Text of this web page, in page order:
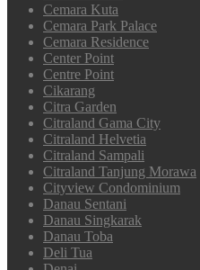
Cemara Kuta
Cemara Park Palace
Cemara Residence
Center Point
Centre Point
Cikarang
Citra Garden
Citraland Gama City
Citraland Helvetia
Citraland Sampali
Citraland Tanjung Morawa
Cityview Condominium
Danau Sentani
Danau Singkarak
Danau Toba
Deli Tua